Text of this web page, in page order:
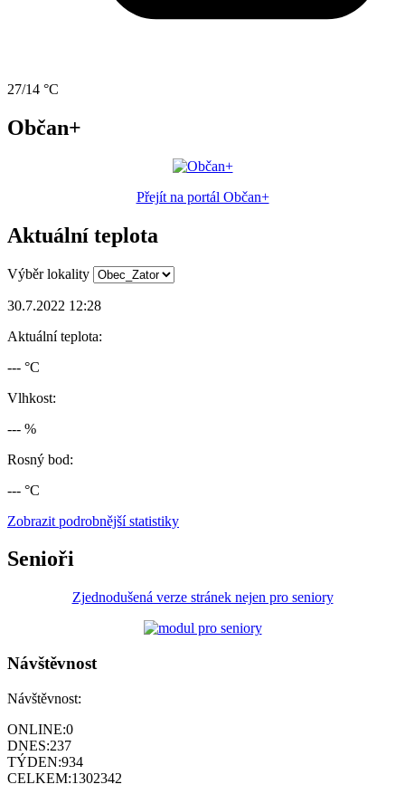
27/14 °C
Občan+
Přejít na portál Občan+
Aktuální teplota
Výběr lokality
30.7.2022 12:28
Aktuální teplota:
--- °C
Vlhkost:
--- %
Rosný bod:
--- °C
Zobrazit podrobnější statistiky
Senioři
Zjednodušená verze stránek nejen pro seniory
Návštěvnost
Návštěvnost:
ONLINE:0
DNES:237
TÝDEN:934
CELKEM:1302342